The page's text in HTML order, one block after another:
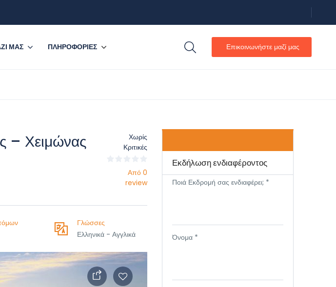
ΜΑΣ ΠΛΗΡΟΦΟΡΙΕΣ Επικοινωνήστε μαζί μας
– Χειμώνας
Χωρίς
Κριτικές
Από 0
review
Γλώσσες
Ελληνικά - Αγγλικά
Εκδήλωση ενδιαφέροντος
Ποιά Εκδρομή σας ενδιαφέρει; *
Όνομα *